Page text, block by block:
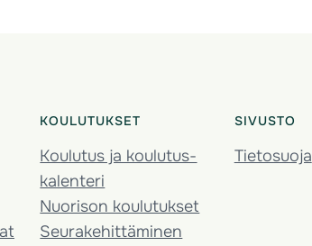
KOULUTUKSET
Koulutus ja koulutus­
kalenteri
Nuorison koulutukset
Seura­kehittäminen
SIVUSTO
Tietosuoja